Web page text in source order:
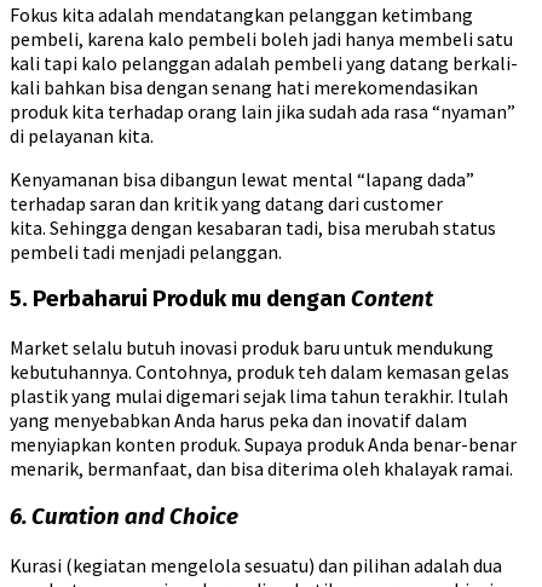
Fokus kita adalah mendatangkan pelanggan ketimbang
pembeli, karena kalo pembeli boleh jadi hanya membeli satu
kali tapi kalo pelanggan adalah pembeli yang datang berkali-
kali bahkan bisa dengan senang hati merekomendasikan
produk kita terhadap orang lain jika sudah ada rasa “nyaman”
di pelayanan kita.
Kenyamanan bisa dibangun lewat mental “lapang dada”
terhadap saran dan kritik yang datang dari customer
kita. Sehingga dengan kesabaran tadi, bisa merubah status
pembeli tadi menjadi pelanggan.
5. Perbaharui Produk mu dengan Content
Market selalu butuh inovasi produk baru untuk mendukung
kebutuhannya. Contohnya, produk teh dalam kemasan gelas
plastik yang mulai digemari sejak lima tahun terakhir. Itulah
yang menyebabkan Anda harus peka dan inovatif dalam
menyiapkan konten produk. Supaya produk Anda benar-benar
menarik, bermanfaat, dan bisa diterima oleh khalayak ramai.
6. Curation and Choice
Kurasi (kegiatan mengelola sesuatu) dan pilihan adalah dua